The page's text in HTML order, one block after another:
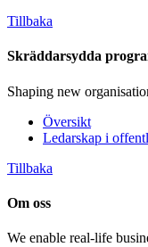
Tillbaka
Skräddarsydda
Shaping new
Översikt
Ledarskap i
Tillbaka
Om oss
We enable real-life